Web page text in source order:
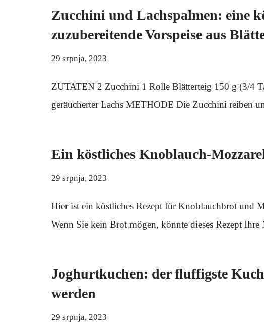
Zucchini und Lachspalmen: eine
zuzubereitende Vorspeise aus
29 srpnja, 2023
ZUTATEN 2 Zucchini 1 Rolle Blätterteig 150 g (3/4
geräucherter Lachs METHODE Die Zucchini reiben
Ein köstliches Knoblauch-
29 srpnja, 2023
Hier ist ein köstliches Rezept für Knoblauchbrot und
Wenn Sie kein Brot mögen, könnte dieses Rezept
Joghurtkuchen: der fluffigste
werden
29 srpnja, 2023